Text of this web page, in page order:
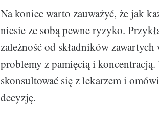
Na koniec warto zauważyć, że jak
niesie ze sobą pewne ryzyko.
zależność od składników
problemy z pamięcią i
skonsultować się z lekarzem i
decyzję.